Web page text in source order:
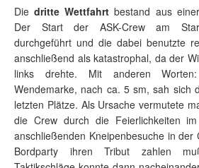
Diedritte Wettfahrtbestand aus
Der Start der ASK-Crew am
durchgeführt und die dabei benutzte
anschließend als katastrophal, da der
links drehte. Mit anderen
Wendemarke, nach ca. 5 sm, sah sich
letzten Plätze. Als Ursache vermutete
die Crew durch die Feierlichkeiten
anschließenden Kneipenbesuche in der
Bordparty ihren Tribut zahlen